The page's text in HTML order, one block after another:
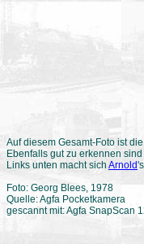
Auf diesem Gesamt-Foto ist
Ebenfalls gut zu erkennen
Links unten macht sich Arnold
Foto: Georg Blees, 1978
Quelle: Agfa Pocketkamera
gescannt mit: Agfa SnapScan